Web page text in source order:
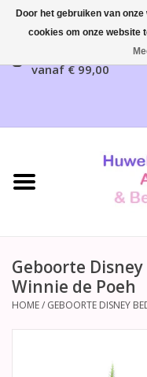
Gratis verzending
vanaf € 99,00
Home
Bruidsaccessoires
Huwelijksreceptie
Geboorte
Winnie de Poeh
HOME/ GEBOORTE DISNEY
Door het gebruiken van
cookies om onze website